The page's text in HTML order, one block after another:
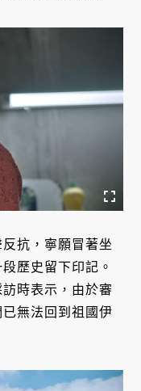
抗，寧願冒著坐
歷史留下印記。
時表示，由於審
無法回到祖國伊